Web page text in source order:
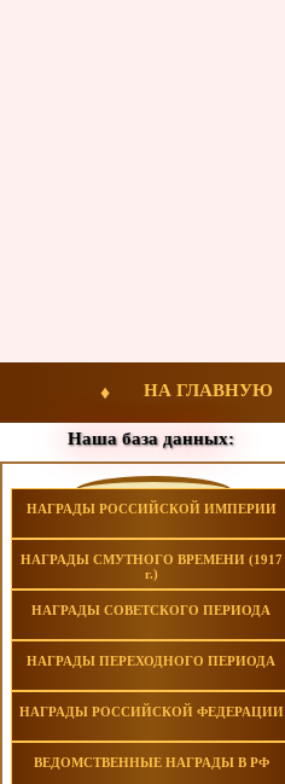
НА ГЛАВНУЮ
Наша база данных:
НАГРАДЫ РОССИЙСКОЙ ИМПЕРИИ
НАГРАДЫ СМУТНОГО ВРЕМЕНИ (1917
г.)
НАГРАДЫ СОВЕТСКОГО ПЕРИОДА
НАГРАДЫ ПЕРЕХОДНОГО ПЕРИОДА
НАГРАДЫ РОССИЙСКОЙ ФЕДЕРАЦИИ
ВЕДОМСТВЕННЫЕ НАГРАДЫ В РФ